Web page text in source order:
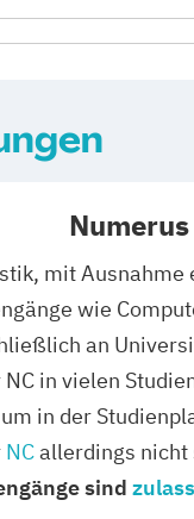
mit
wie
an
in vielen
in der
NCallerdings nicht
sind